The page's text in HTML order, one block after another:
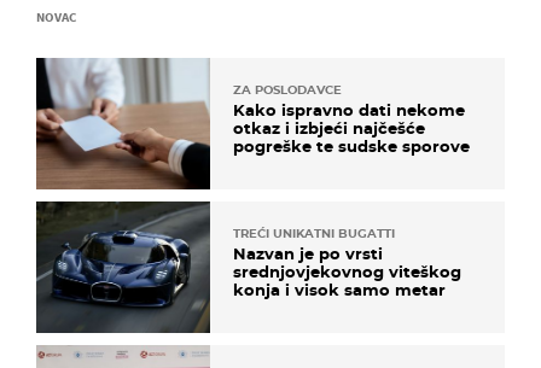
NOVAC
ZA POSLODAVCE
Kako ispravno dati nekome
otkaz i izbjeći najčešće
pogreške te sudske sporove
TREĆI UNIKATNI BUGATTI
Nazvan je po vrsti
srednjovjekovnog viteškog
konja i visok samo metar